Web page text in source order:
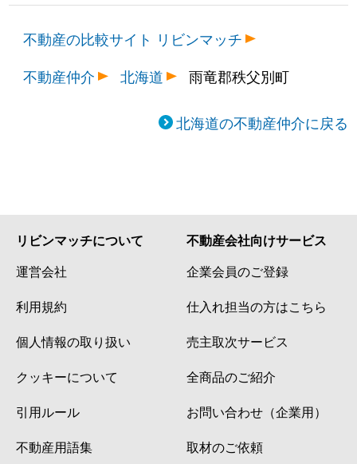
不動産の比較サイト リビンマッチ
不動産仲介
北海道 雨竜郡秩父別町
北海道の不動産仲介に戻る
リビンマッチについて
運営会社
利用規約
個人情報の取り扱い
クッキーについて
引用ルール
不動産用語集
不動産会社向けサービス
企業会員のご登録
仕入れ担当の方はこちら
売主取次サービス
全商品のご紹介
お問い合わせ（企業用）
取材のご依頼